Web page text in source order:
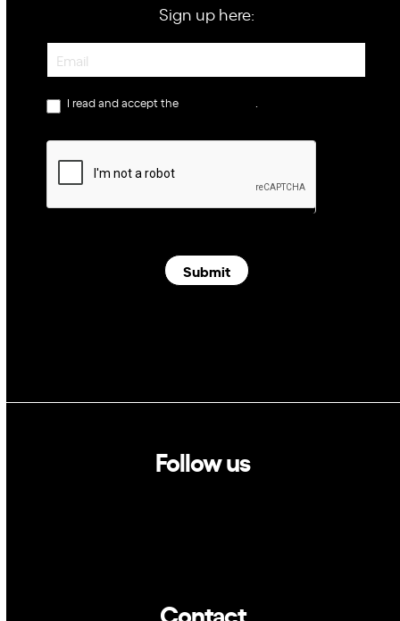
Sign up here:
Newsletter
I read and accept the
Submit
Follow us
Contact